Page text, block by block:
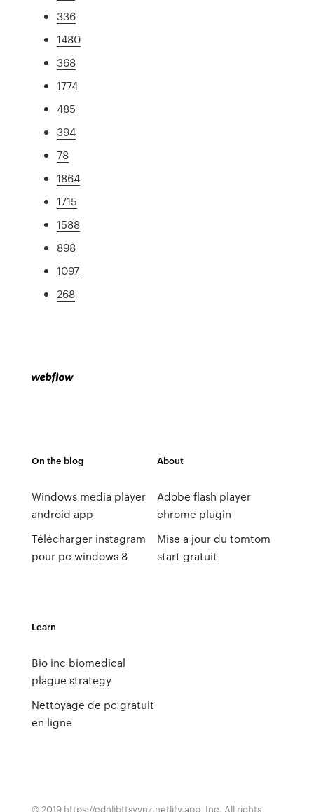
336
1480
368
1774
485
394
78
1864
1715
1588
898
1097
268
On the blog
Windows media player
android app
Télécharger instagram
pour pc windows 8
About
Adobe flash player
chrome plugin
Mise a jour du tomtom
start gratuit
Learn
Bio inc biomedical
plague strategy
Nettoyage de pc gratuit
en ligne
© 2019 https://cdnlibttsyvnz.netlify.app, Inc. All rights